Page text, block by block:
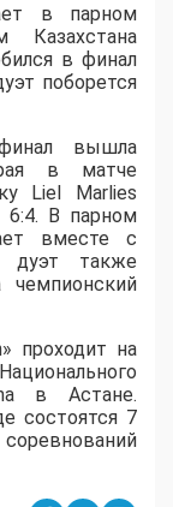
в парном
в финал
поборется
вышла
в матче
Liel Marlies
6:4. В парном
вместе с
дуэт также
проходит на
в Астане.
состоятся 7